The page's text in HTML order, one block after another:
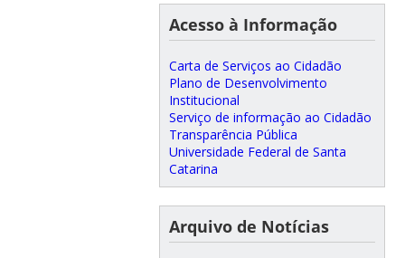
Acesso à Informação
Carta de Serviços ao Cidadão
Plano de Desenvolvimento
Institucional
Serviço de informação ao Cidadão
Transparência Pública
Universidade Federal de Santa
Catarina
Arquivo de Notícias